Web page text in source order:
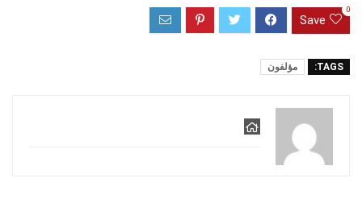
Save
0
TAGS: مؤلفون